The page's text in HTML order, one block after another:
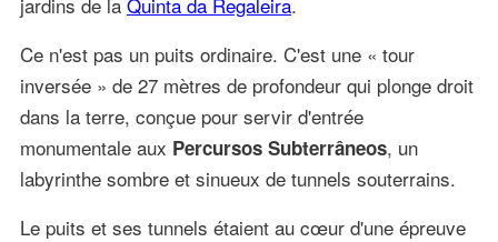
Ce n'est pas un puits ordinaire. C'est une « tour
inversée » de 27 mètres de profondeur qui plonge droit
dans la terre, conçue pour servir d'entrée
monumentale aux Percursos Subterrâneos, un
labyrinthe sombre et sinueux de tunnels souterrains.
Le puits et ses tunnels étaient au cœur d'une épreuve